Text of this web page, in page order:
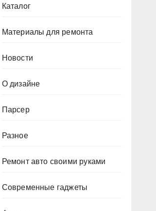
Каталог
Материалы для ремонта
Новости
О дизайне
Парсер
Разное
Ремонт авто своими руками
Современные гаджеты